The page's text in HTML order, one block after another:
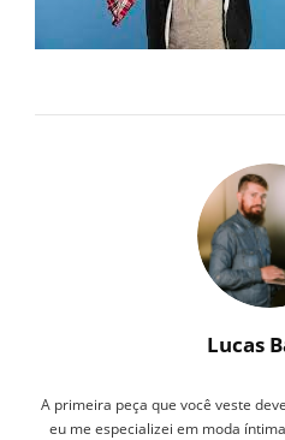
Lucas
A primeira peça que você veste
eu me especializei em moda